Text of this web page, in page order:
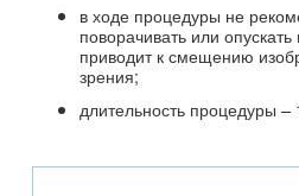
в ходе процедуры не
поворачивать или
приводит к смещению
зрения;
длительность процедуры –